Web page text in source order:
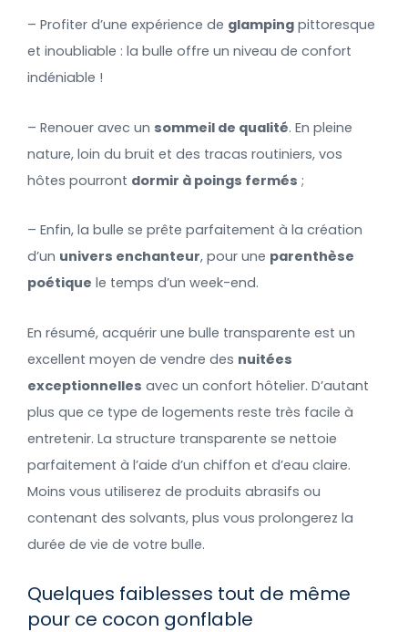
– Profiter d’une expérience de glamping pittoresque
et inoubliable : la bulle offre un niveau de confort
indéniable !
– Renouer avec un sommeil de qualité. En pleine
nature, loin du bruit et des tracas routiniers, vos
hôtes pourront dormir à poings fermés ;
– Enfin, la bulle se prête parfaitement à la création
d’un univers enchanteur, pour une parenthèse
poétique le temps d’un week-end.
En résumé, acquérir une bulle transparente est un
excellent moyen de vendre des nuitées
exceptionnelles avec un confort hôtelier. D’autant
plus que ce type de logements reste très facile à
entretenir. La structure transparente se nettoie
parfaitement à l’aide d’un chiffon et d’eau claire.
Moins vous utiliserez de produits abrasifs ou
contenant des solvants, plus vous prolongerez la
durée de vie de votre bulle.
Quelques faiblesses tout de même
pour ce cocon gonflable